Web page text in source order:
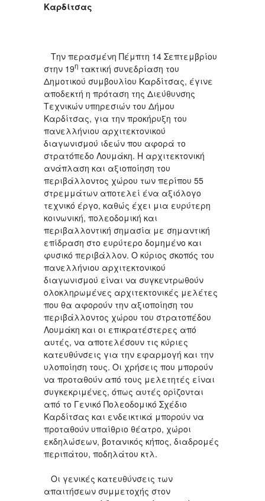
Καρδίτσας
Την περασμένη Πέμπτη 14 Σεπτεμβρίου
στην 19η τακτική συνεδρίαση του
Δημοτικού συμβουλίου Καρδίτσας, έγινε
αποδεκτή η πρόταση της Διεύθυνσης
Τεχνικών υπηρεσιών του Δήμου
Καρδίτσας, για την προκήρυξη του
πανελλήνιου αρχιτεκτονικού
διαγωνισμού ιδεών που αφορά το
στρατόπεδο Λουμάκη. Η αρχιτεκτονική
ανάπλαση και αξιοποίηση του
περιβάλλοντος χώρου των περίπου 55
στρεμμάτων αποτελεί ένα αξιόλογο
τεχνικό έργο, καθώς έχει μια ευρύτερη
κοινωνική, πολεοδομική και
περιβαλλοντική σημασία με σημαντική
επίδραση στο ευρύτερο δομημένο και
φυσικό περιβάλλον. Ο κύριος σκοπός του
πανελλήνιου αρχιτεκτονικού
διαγωνισμού είναι να συγκεντρωθούν
ολοκληρωμένες αρχιτεκτονικές μελέτες
που θα αφορούν την αξιοποίηση του
περιβάλλοντος χώρου του στρατοπέδου
Λουμάκη και οι επικρατέστερες από
αυτές, να αποτελέσουν τις κύριες
κατευθύνσεις για την εφαρμογή και την
υλοποίηση τους. Οι χρήσεις που μπορούν
να προταθούν από τους μελετητές είναι
συγκεκριμένες, όπως αυτές ορίζονται
από το Γενικό Πολεοδομικό Σχέδιο
Καρδίτσας και ενδεικτικά μπορούν να
προταθούν υπαίθριο θέατρο, χώροι
εκδηλώσεων, βοτανικός κήπος, διαδρομές
περιπάτου, ποδηλάτου κτλ.
Οι γενικές κατευθύνσεις των
απαιτήσεων συμμετοχής στον